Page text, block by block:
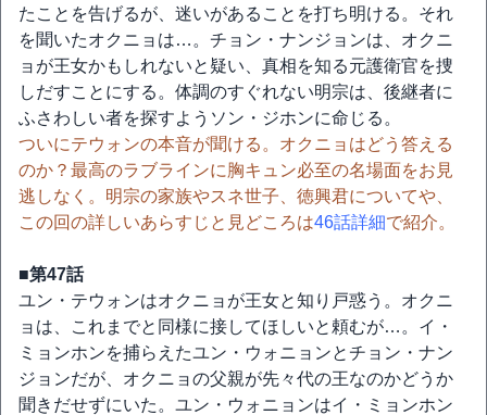
たことを告げるが、迷いがあることを打ち明ける。それ
を聞いたオクニョは…。チョン・ナンジョンは、オクニ
ョが王女かもしれないと疑い、真相を知る元護衛官を捜
しだすことにする。体調のすぐれない明宗は、後継者に
ふさわしい者を探すようソン・ジホンに命じる。
ついにテウォンの本音が聞ける。オクニョはどう答える
のか？最高のラブラインに胸キュン必至の名場面をお見
逃しなく。明宗の家族やスネ世子、徳興君についてや、
この回の詳しいあらすじと見どころは46話詳細で紹介。
■第47話
ユン・テウォンはオクニョが王女と知り戸惑う。オクニ
ョは、これまでと同様に接してほしいと頼むが…。イ・
ミョンホンを捕らえたユン・ウォニョンとチョン・ナン
ジョンだが、オクニョの父親が先々代の王なのかどうか
聞きだせずにいた。ユン・ウォニョンはイ・ミョンホン